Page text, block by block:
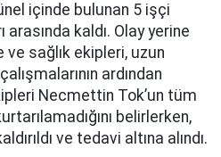
içinde bulunan 5 işçi
arasında kaldı. Olay yerine
ve sağlık ekipleri, uzun
ardından
Necmettin Tok’un tüm
belirlerken,
ve tedavi altına alındı.